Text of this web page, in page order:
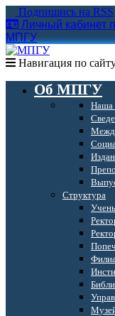
Подпишись на RSS
Личный кабинет
МПГУ
Навигация по
Об МПГУ
Наша
Структура